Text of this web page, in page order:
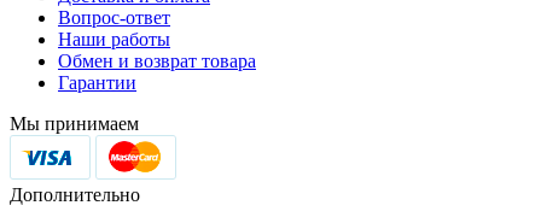
Вопрос-ответ
Наши работы
Обмен и возврат товара
Гарантии
Мы принимаем
Дополнительно